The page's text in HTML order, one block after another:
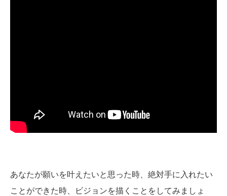
あなたが願いを叶えたいと思った時、絶対手に入れたい
ことができた時、ビジョンを描くことをしてみましょ